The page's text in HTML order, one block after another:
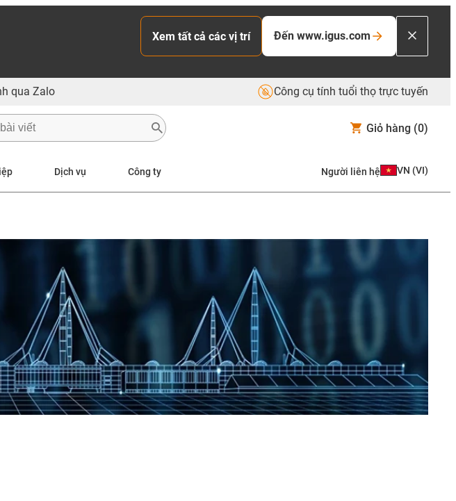
Xem tất cả các vị trí Đến www.igus.com
qua Zalo Công cụ tính tuổi thọ trực tuyến
Giỏ hàng (0)
Dịch vụ Công ty Người liên hệ VN (VI)